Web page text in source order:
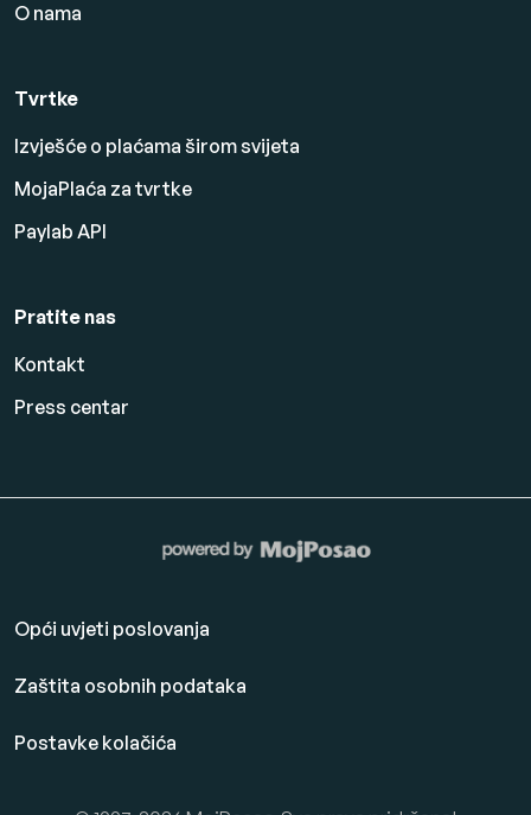
O nama
Tvrtke
Izvješće o plaćama širom svijeta
MojaPlaća za tvrtke
Paylab API
Pratite nas
Kontakt
Press centar
Opći uvjeti poslovanja
Zaštita osobnih podataka
Postavke kolačića